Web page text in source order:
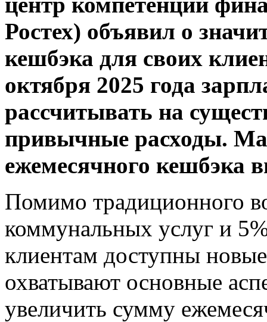
Ростех) объявил о
кешбэка для своих
октября 2025 года
рассчитывать на
привычные расходы.
ежемесячного кешбэка
Помимо традиционного
коммунальных услуг и
клиентам доступны
охватывают основные
увеличить сумму